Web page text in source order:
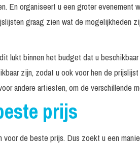
25 minuten Op aanvraag
Op aanvraag
minuten
minuten Excl. techniek /
En organiseert u een groter evenement
graag zien wat de mogelijkheden
lukt binnen het budget dat u
zijn, zodat u ook voor hen de
andere artiesten, om de verschillende
prijs
de beste prijs. Dus zoekt u een